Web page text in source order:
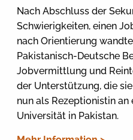
Nach Abschluss der
Schwierigkeiten, einen
nach Orientierung
Pakistanisch-Deutsche
Jobvermittlung und
der Unterstützung, die
nun als Rezeptionistin
Universität in Pakistan.